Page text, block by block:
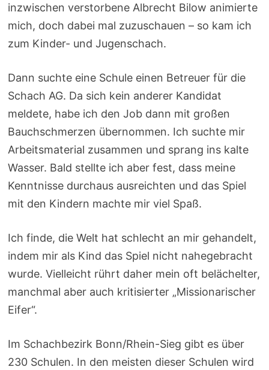
inzwischen verstorbene Albrecht Bilow animierte
mich, doch dabei mal zuzuschauen – so kam ich
zum Kinder- und Jugenschach.
Dann suchte eine Schule einen Betreuer für die
Schach AG. Da sich kein anderer Kandidat
meldete, habe ich den Job dann mit großen
Bauchschmerzen übernommen. Ich suchte mir
Arbeitsmaterial zusammen und sprang ins kalte
Wasser. Bald stellte ich aber fest, dass meine
Kenntnisse durchaus ausreichten und das Spiel
mit den Kindern machte mir viel Spaß.
Ich finde, die Welt hat schlecht an mir gehandelt,
indem mir als Kind das Spiel nicht nahegebracht
wurde. Vielleicht rührt daher mein oft belächelter,
manchmal aber auch kritisierter „Missionarischer
Eifer“.
Im Schachbezirk Bonn/Rhein-Sieg gibt es über
230 Schulen. In den meisten dieser Schulen wird